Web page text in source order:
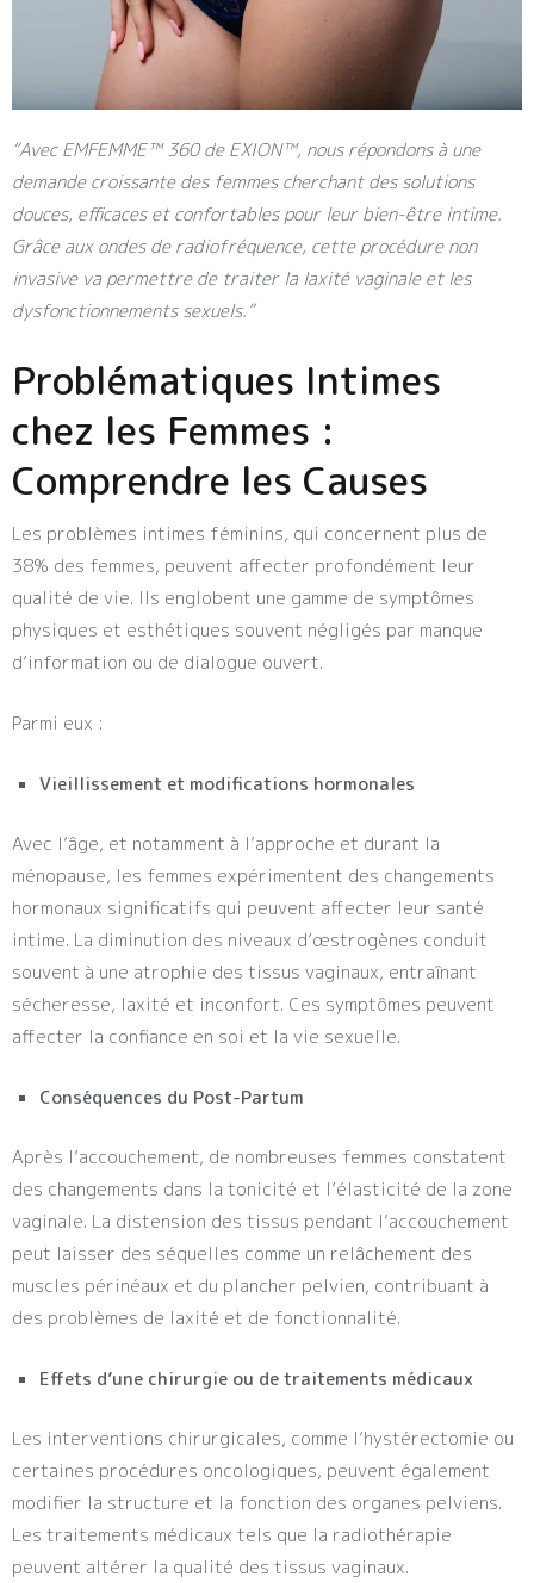
“Avec EMFEMME™ 360 de EXION™, nous répondonsà une
demande croissante des femmes cherchant des solutions
douces, efficaces et confortables pour leur bien-être intime.
Grâce aux ondes de radiofréquence, cette procédure non
invasive va permettre de traiter la laxité vaginale et les
dysfonctionnements sexuels.”
Problématiques Intimes
chez les Femmes :
Comprendre les Causes
Les problèmes intimes féminins, qui concernent plus de
38% des femmes, peuvent affecter profondément leur
qualité de vie. Ils englobent une gamme de symptômes
physiques et esthétiques souvent négligés par manque
d’information ou de dialogue ouvert.
Parmi eux :
Vieillissement et modifications hormonales
Avec l’âge, et notamment à l’approche et durant la
ménopause, les femmes expérimentent des changements
hormonaux significatifs qui peuvent affecter leur santé
intime. La diminution des niveaux d’œstrogènes conduit
souvent à une atrophie des tissus vaginaux, entraînant
sécheresse, laxité et inconfort. Ces symptômes peuvent
affecter la confiance en soi et la vie sexuelle.
Conséquences du Post-Partum
Après l’accouchement, de nombreuses femmes constatent
des changements dans la tonicité et l’élasticité de la zone
vaginale. La distension des tissus pendant l’accouchement
peut laisser des séquelles comme un relâchement des
muscles périnéaux et du plancher pelvien, contribuant à
des problèmes de laxité et de fonctionnalité.
Effets d’une chirurgie ou de traitements médicaux
Les interventions chirurgicales, comme l’hystérectomie ou
certaines procédures oncologiques, peuvent également
modifier la structure et la fonction des organes pelviens.
Les traitements médicaux tels que la radiothérapie
peuvent altérer la qualité des tissus vaginaux.